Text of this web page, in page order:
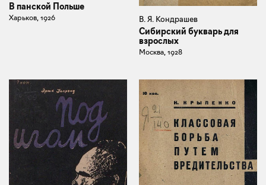
В панской Польше
Харьков, 1926 В. Я. Кондрашев
Сибирский букварь для
взрослых
Москва, 1928